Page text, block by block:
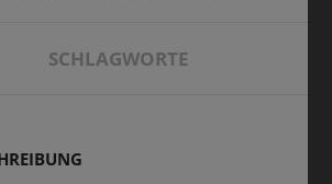
SCHLAGWORTE